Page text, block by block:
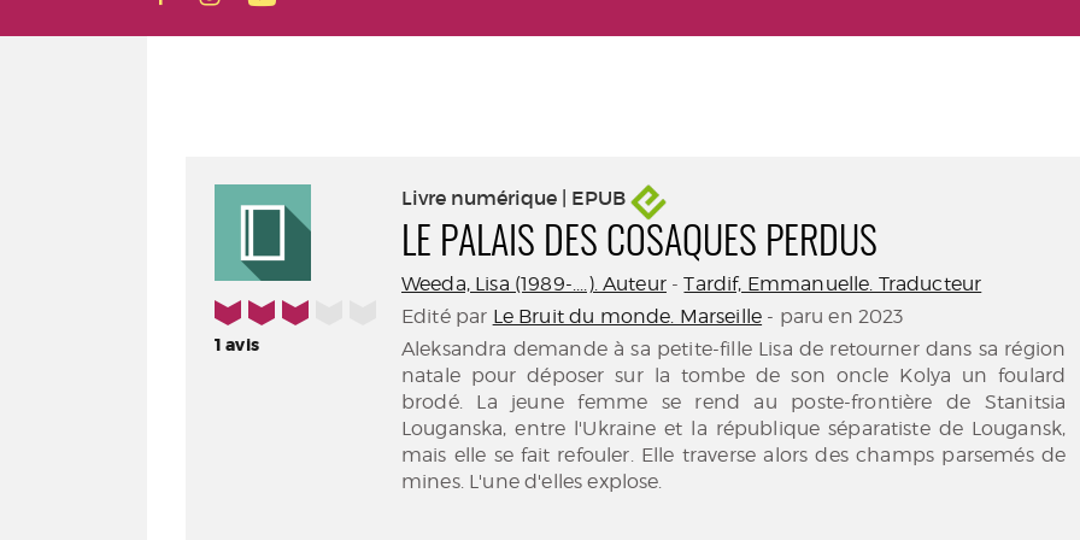
3/5
1avis
Livre numérique | EPUB
LE PALAIS DES COSAQUES PERDUS
Weeda, Lisa (1989-....). Auteur-Tardif, Emmanuelle. Traducteur
Edité par Le Bruit du monde. Marseille - paru en 2023
Aleksandra demande à sa petite-fille Lisa de retourner dans sa région
natale pour déposer sur la tombe de son oncle Kolya un foulard
brodé. La jeune femme se rend au poste-frontière de Stanitsia
Louganska, entre l'Ukraine et la république séparatiste de Lougansk,
mais elle se fait refouler. Elle traverse alors des champs parsemés de
mines. L'une d'elles explose.